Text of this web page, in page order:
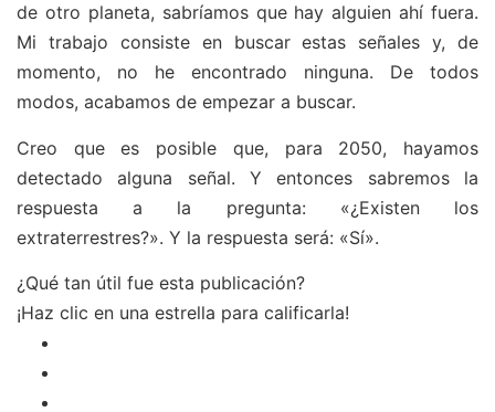
de otro planeta, sabríamos que hay alguien ahí fuera.
Mi trabajo consiste en buscar estas señales y, de
momento, no he encontrado ninguna. De todos
modos, acabamos de empezar a buscar.
Creo que es posible que, para 2050, hayamos
detectado alguna señal. Y entonces sabremos la
respuesta a la pregunta: «¿Existen los
extraterrestres?». Y la respuesta será: «Sí».
¿Qué tan útil fue esta publicación?
¡Haz clic en una estrella para calificarla!